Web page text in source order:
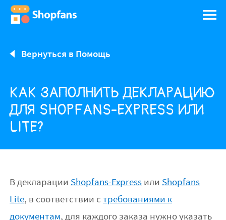
Вернуться в Помощь
КАК ЗАПОЛНИТЬ ДЕКЛАРАЦИЮ
ДЛЯ SHOPFANS-EXPRESS ИЛИ
LITE?
В декларации Shopfans-Express или Shopfans
Lite, в соответствии стребованиями к
документам, для каждого заказа нужно указать